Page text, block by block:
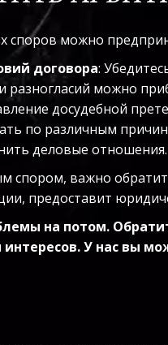
споров можно
договора:
можно
досудебной
по различным
деловые отношения.
спором, важно
предоставит
на потом.
У нас вы